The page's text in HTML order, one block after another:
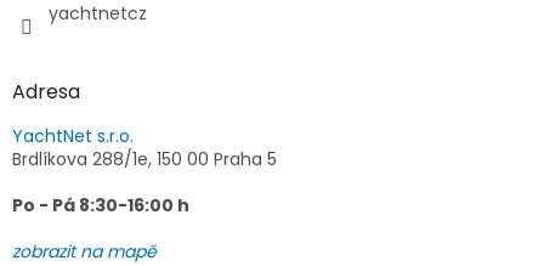
yachtnetcz
Adresa
YachtNet s.r.o.
Brdlíkova 288/1e, 150 00 Praha 5
Po - Pá 8:30-16:00 h
zobrazit na mapě